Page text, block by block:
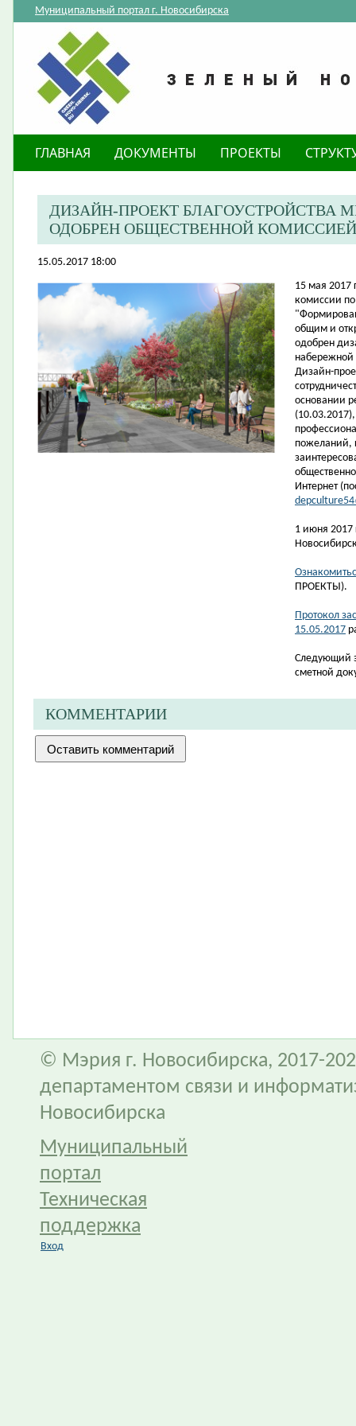
Муниципальный портал г. Новосибирска
ГЛАВНАЯ ДОКУМЕНТЫ ПРОЕКТЫ
ДИЗАЙН-ПРОЕКТ БЛАГОУСТРОЙСТВА
ОДОБРЕН ОБЩЕСТВЕННОЙ КОМИССИЕЙ
15.05.2017 18:00
​15 мая 2017
комиссии п
общим и
одобрен
набережной
Дизайн-
основании
(10.03.2017),
пожеланий,
Интернет
1 июня 2017
ПРОЕКТЫ).
Протокол
15.05.2017
Следующий
сметной
КОММЕНТАРИИ
© Мэрия г. Новосибирска, 2017-
департаментом связи и
Новосибирска
Муниципальный
портал
Техническая
поддержка
Вход